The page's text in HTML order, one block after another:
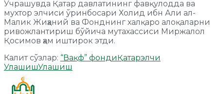
Учрашувда Қатар давлатининг фавқулодда ва
мухтор элчиси ўринбосари Холид ибн Али ал-
Малик Жиҳаний ва Фонднинг халқаро алоқаларни
ривожлантириш бўйича мутахассиси Миржалол
Қосимов ҳам иштирок этди.
Калит сўзлар: “Вақф” фондиҚатарэлчи
УлашишУлашиш